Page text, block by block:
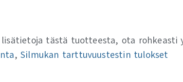
lisätietoja tästä tuotteesta, ota
,Silmukan tarttuvuustestin tulokset